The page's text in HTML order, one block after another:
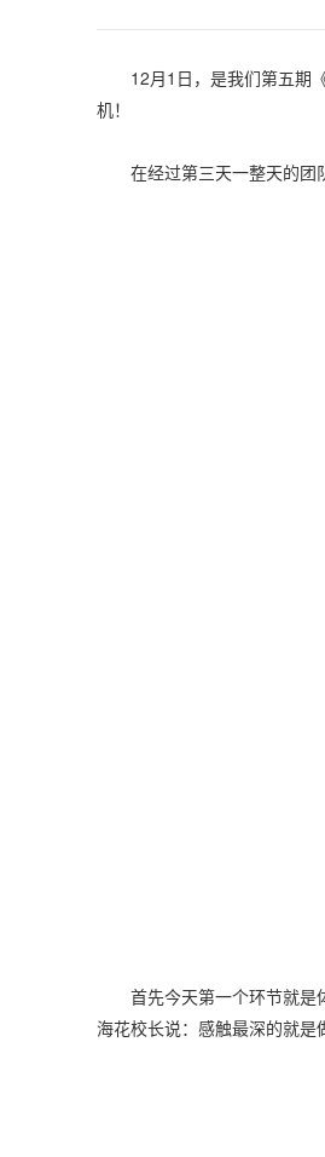
12月1日，是我们第五期《
机！
在经过第三天一整天的团队
首先今天第一个环节就是体
海花校长说：感触最深的就